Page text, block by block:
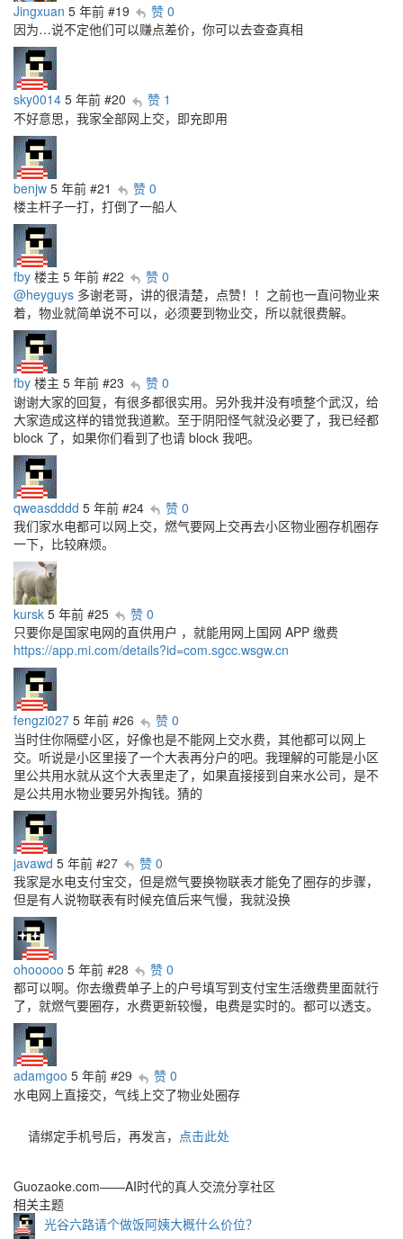
Jingxuan 5 年前 #19
赞 0
因为…说不定他们可以赚点差价，你可以去查查真相
sky0014 5 年前 #20
赞 1
不好意思，我家全部网上交，即充即用
benjw 5 年前 #21
赞 0
楼主杆子一打，打倒了一船人
fby 楼主 5 年前 #22
赞 0
@heyguys 多谢老哥，讲的很清楚，点赞！！之前也一直问物业来
着，物业就简单说不可以，必须要到物业交，所以就很费解。
fby 楼主 5 年前 #23
赞 0
谢谢大家的回复，有很多都很实用。另外我并没有喷整个武汉，给
大家造成这样的错觉我道歉。至于阴阳怪气就没必要了，我已经都
block 了，如果你们看到了也请 block 我吧。
qweasdddd 5 年前 #24
赞 0
我们家水电都可以网上交，燃气要网上交再去小区物业圈存机圈存
一下，比较麻烦。
kursk 5 年前 #25
赞 0
只要你是国家电网的直供用户 ，就能用网上国网 APP 缴费
https://app.mi.com/details?id=com.sgcc.wsgw.cn
fengzi027 5 年前 #26
赞 0
当时住你隔壁小区，好像也是不能网上交水费，其他都可以网上
交。听说是小区里接了一个大表再分户的吧。我理解的可能是小区
里公共用水就从这个大表里走了，如果直接接到自来水公司，是不
是公共用水物业要另外掏钱。猜的
javawd 5 年前 #27
赞 0
我家是水电支付宝交，但是燃气要换物联表才能免了圈存的步骤，
但是有人说物联表有时候充值后来气慢，我就没换
ohooooo 5 年前 #28
赞 0
都可以啊。你去缴费单子上的户号填写到支付宝生活缴费里面就行
了，就燃气要圈存，水费更新较慢，电费是实时的。都可以透支。
adamgoo 5 年前 #29
赞 0
水电网上直接交，气线上交了物业处圈存
请绑定手机号后，再发言， 点击此处
Guozaoke.com——AI时代的真人交流分享社区
相关主题
光谷六路请个做饭阿姨大概什么价位？